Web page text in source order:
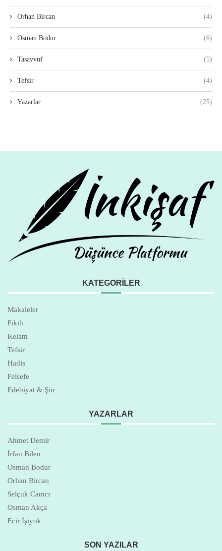
Orhan Bircan (4)
Osman Bodur (6)
Tasavvuf (5)
Tefsir (4)
Yazarlar (25)
KATEGORILER
Makaleler
Fıkıh
Kelam
Tefsir
Hadis
Felsefe
Edebiyat & Şiir
YAZARLAR
Ahmet Demir
İrfan Bilen
Osman Bodur
Orhan Bircan
Selçuk Camcı
Osman Akça
Ecir İşiyok
SON YAZILAR